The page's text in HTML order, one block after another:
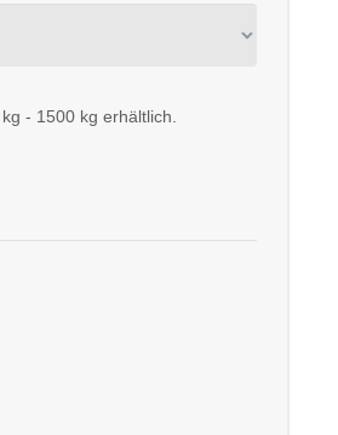
- 1500 kg erhältlich.